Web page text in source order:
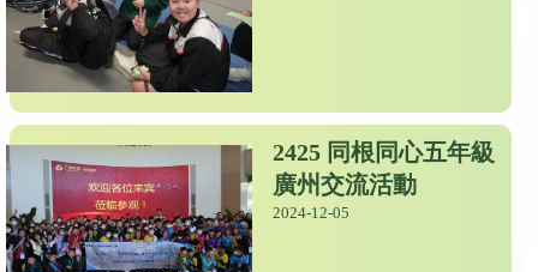
2425 同根同心五年級
廣州交流活動
2024-12-05